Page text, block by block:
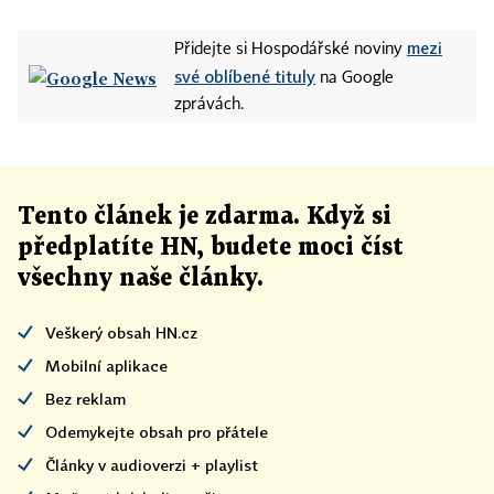
Přidejte si Hospodářské noviny mezi
své oblíbené tituly na Google
zprávách.
Tento článek je zdarma. Když si
předplatíte HN, budete moci číst
všechny naše články.
Veškerý obsah HN.cz
Mobilní aplikace
Bez reklam
Odemykejte obsah pro přátele
Články v audioverzi + playlist